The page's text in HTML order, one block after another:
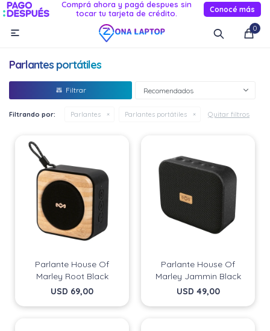
Comprá ahora y pagá despues sin
tocar tu tarjeta de crédito.
Conocé más
0

Parlantes portátiles
Recomendados
Filtrando por: Parlantes Parlantes portátiles Quitar filtros
Parlante House Of
Marley Root Black
USD 69,00
Parlante House Of
Marley Jammin Black
USD 49,00
MI CUENTA
Novedades
Informática
Audio Y TV
Relojes smart